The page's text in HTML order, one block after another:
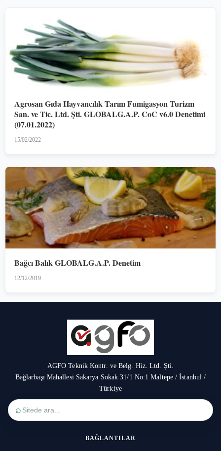
Agrosan Gıda Hayvancılık Tarım Fumigasyon Turizm
San. ve Tic. Ltd. Şti. GLOBALG.A.P. CoC v6.0 Denetimi
(07.01.2022)
15/02/2022
Bağcı Balık GLOBALG.A.P. Denetim
12/12/2019
AGFO Teknik Kontr. ve Belg. Hiz. Ltd. Şti.
Bağlarbaşı Mahallesi Sakarya Sokak 31/1 No:1 Maltepe / İstanbul /
Türkiye
⌕
BAĞLANTILAR